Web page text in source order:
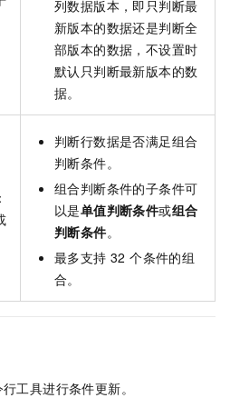
列数据版本，即只判断最
新版本的数据还是判断全
部版本的数据，不设置时
默认只判断最新版本的数
据。
判断行数据是否满足组合
判断条件。
组合判断条件的子条件可
以是单值判断条件或组合
判断条件。
最多支持 32 个条件的组
合。
工具进行条件更新。